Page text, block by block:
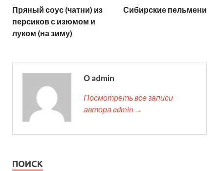
Пряный соус (чатни) из
персиков с изюмом и
луком (на зиму)
Сибирские пельмени
О admin
Посмотреть все записи
автора admin →
ПОИСК